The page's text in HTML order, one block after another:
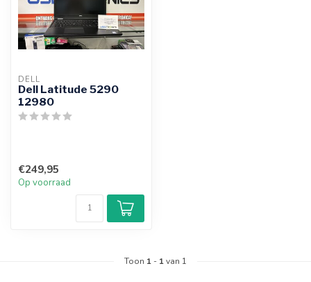
DELL
Dell Latitude 5290
12980
€249,95
Op voorraad
Toon 1 - 1van 1